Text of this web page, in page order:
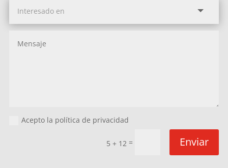
Acepto la política de privacidad
5 + 12 = Enviar